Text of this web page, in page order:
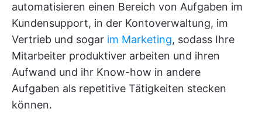
automatisieren einen Bereich von Aufgaben im
Kundensupport, in der Kontoverwaltung, im
Vertrieb und sogar im Marketing, sodass Ihre
Mitarbeiter produktiver arbeiten und ihren
Aufwand und ihr Know-how in andere
Aufgaben als repetitive Tätigkeiten stecken
können.